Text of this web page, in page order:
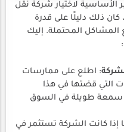
الأساسية لاختيار شركة نقل
كان ذلك دليلًا على قدرة
المشاكل المحتملة. إليك
: اطلع على ممارسات
التي قضتها في هذا
سمعة طويلة في السوق
إذا كانت الشركة تستثمر في